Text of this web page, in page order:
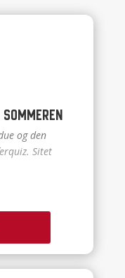
og den
Sitet